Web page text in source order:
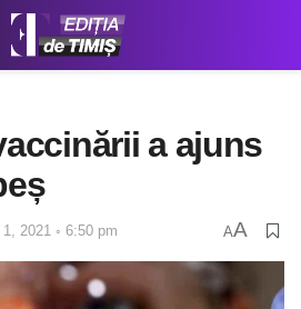
a ajuns
1, 2021 ◦ 6:50 pm AA